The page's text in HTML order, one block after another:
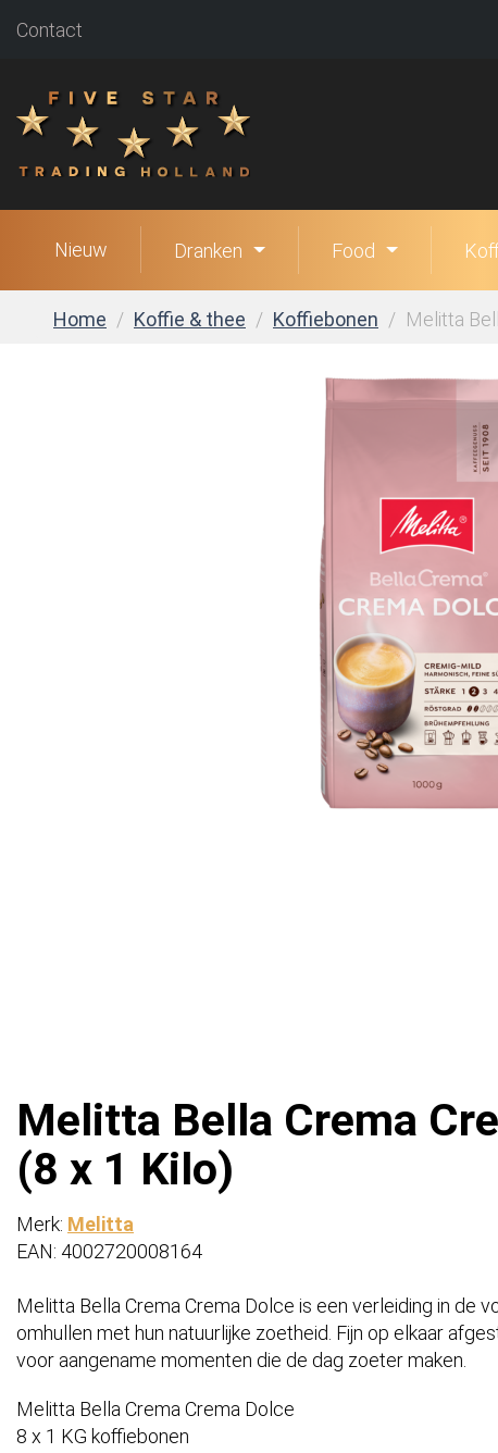
Contact
Nieuw Dranken Food
Home Koffie & thee Koffiebonen Melitta
Melitta Bella Crema
(8 x 1 Kilo)
Merk: Melitta
EAN: 4002720008164
Melitta Bella Crema Crema Dolce is een verleiding in de
omhullen met hun natuurlijke zoetheid. Fijn op elkaar
voor aangename momenten die de dag zoeter maken.
Melitta Bella Crema Crema Dolce
8 x 1 KG koffiebonen